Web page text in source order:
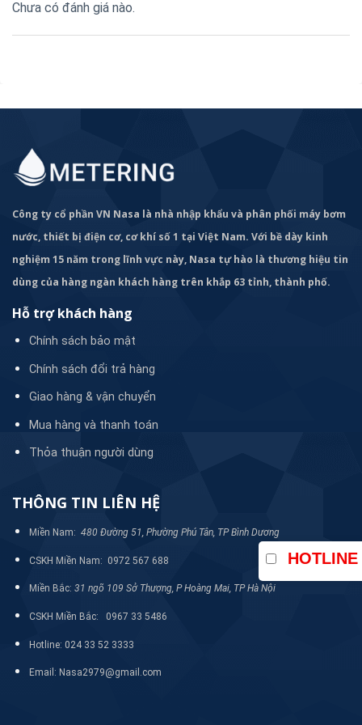
Chưa có đánh giá nào.
Công ty cổ phần VN Nasa là nhà nhập khẩu và phân phối máy bơm
nước, thiết bị điện cơ, cơ khí số 1 tại Việt Nam. Với bề dày kinh
nghiệm 15 năm trong lĩnh vực này, Nasa tự hào là thương hiệu tin
dùng của hàng ngàn khách hàng trên khắp 63 tỉnh, thành phố.
Hỗ trợ khách hàng
Chính sách bảo mật
Chính sách đổi trả hàng
Giao hàng & vận chuyển
Mua hàng và thanh toán
Thỏa thuận người dùng
THÔNG TIN LIÊN HỆ
Miền Nam: 480 Đường 51, Phường Phú Tân, TP Bình Dương
CSKH Miền Nam: 0972 567 688
Miền Bắc: 31 ngõ 109 Sở Thượng, P Hoàng Mai, TP Hà Nội
CSKH Miền Bắc: 0967 33 5486
Hotline: 024 33 52 3333
Email: Nasa2979@gmail.com
HOTLINE